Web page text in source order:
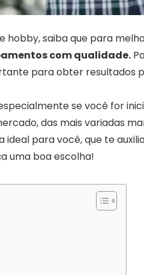
hobby, saiba que para
com qualidade.
para obter resultados
se você for
das mais variadas
para você, que te
uma boa escolha!